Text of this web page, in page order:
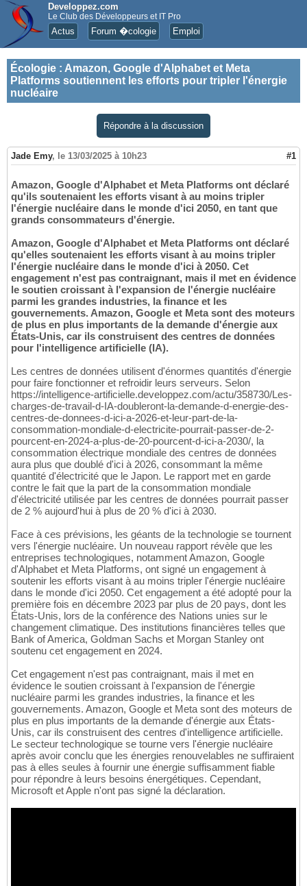
Developpez.com
Le Club des Développeurs et IT Pro
Actus Forum �cologie Emploi
Écologie : Amazon, Google d'Alphabet et Meta
Platforms soutiennent les efforts pour tripler l'énergie
nucléaire
Répondre à la discussion
Jade Emy, le 13/03/2025 à 10h23 #1
Amazon, Google d'Alphabet et Meta Platforms ont déclaré
qu'ils soutenaient les efforts visant à au moins tripler
l'énergie nucléaire dans le monde d'ici 2050, en tant que
grands consommateurs d'énergie.
Amazon, Google d'Alphabet et Meta Platforms ont déclaré
qu'elles soutenaient les efforts visant à au moins tripler
l'énergie nucléaire dans le monde d'ici à 2050. Cet
engagement n'est pas contraignant, mais il met en évidence
le soutien croissant à l'expansion de l'énergie nucléaire
parmi les grandes industries, la finance et les
gouvernements. Amazon, Google et Meta sont des moteurs
de plus en plus importants de la demande d'énergie aux
États-Unis, car ils construisent des centres de données
pour l'intelligence artificielle (IA).
Les centres de données utilisent d'énormes quantités d'énergie
pour faire fonctionner et refroidir leurs serveurs. Selon
https://intelligence-artificielle.developpez.com/actu/358730/Les-
charges-de-travail-d-IA-doubleront-la-demande-d-energie-des-
centres-de-donnees-d-ici-a-2026-et-leur-part-de-la-
consommation-mondiale-d-electricite-pourrait-passer-de-2-
pourcent-en-2024-a-plus-de-20-pourcent-d-ici-a-2030/, la
consommation électrique mondiale des centres de données
aura plus que doublé d'ici à 2026, consommant la même
quantité d'électricité que le Japon. Le rapport met en garde
contre le fait que la part de la consommation mondiale
d'électricité utilisée par les centres de données pourrait passer
de 2 % aujourd'hui à plus de 20 % d'ici à 2030.
Face à ces prévisions, les géants de la technologie se tournent
vers l'énergie nucléaire. Un nouveau rapport révèle que les
entreprises technologiques, notamment Amazon, Google
d'Alphabet et Meta Platforms, ont signé un engagement à
soutenir les efforts visant à au moins tripler l'énergie nucléaire
dans le monde d'ici 2050. Cet engagement a été adopté pour la
première fois en décembre 2023 par plus de 20 pays, dont les
États-Unis, lors de la conférence des Nations unies sur le
changement climatique. Des institutions financières telles que
Bank of America, Goldman Sachs et Morgan Stanley ont
soutenu cet engagement en 2024.
Cet engagement n'est pas contraignant, mais il met en
évidence le soutien croissant à l'expansion de l'énergie
nucléaire parmi les grandes industries, la finance et les
gouvernements. Amazon, Google et Meta sont des moteurs de
plus en plus importants de la demande d'énergie aux États-
Unis, car ils construisent des centres d'intelligence artificielle.
Le secteur technologique se tourne vers l'énergie nucléaire
après avoir conclu que les énergies renouvelables ne suffiraient
pas à elles seules à fournir une énergie suffisamment fiable
pour répondre à leurs besoins énergétiques. Cependant,
Microsoft et Apple n'ont pas signé la déclaration.